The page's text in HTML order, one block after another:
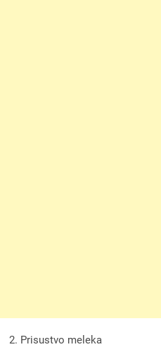
2. Prisustvo meleka